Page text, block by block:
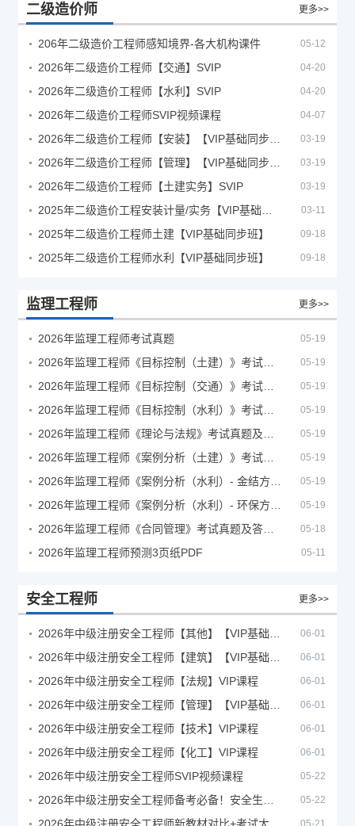
二级造价师 更多>>
206年二级造价工程师感知境界-各大机构课件 05-12
2026年二级造价工程师【交通】SVIP 04-20
2026年二级造价工程师【水利】SVIP 04-20
2026年二级造价工程师SVIP视频课程 04-07
03-19
03-19
2026年二级造价工程师【土建实务】SVIP 03-19
03-11
2025年二级造价工程师土建【VIP基础同步班】 09-18
2025年二级造价工程师水利【VIP基础同步班】 09-18
监理工程师 更多>>
2026年监理工程师考试真题 05-19
05-19
05-19
05-19
05-19
05-19
05-19
05-19
05-18
2026年监理工程师预测3页纸PDF 05-11
安全工程师 更多>>
06-01
06-01
2026年中级注册安全工程师【法规】VIP课程 06-01
06-01
2026年中级注册安全工程师【技术】VIP课程 06-01
2026年中级注册安全工程师【化工】VIP课程 06-01
2026年中级注册安全工程师SVIP视频课程 05-22
05-22
05-21